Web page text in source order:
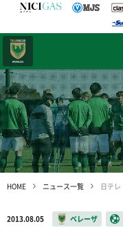
HOME ニュース一覧
2013.08.05 ベレーザ